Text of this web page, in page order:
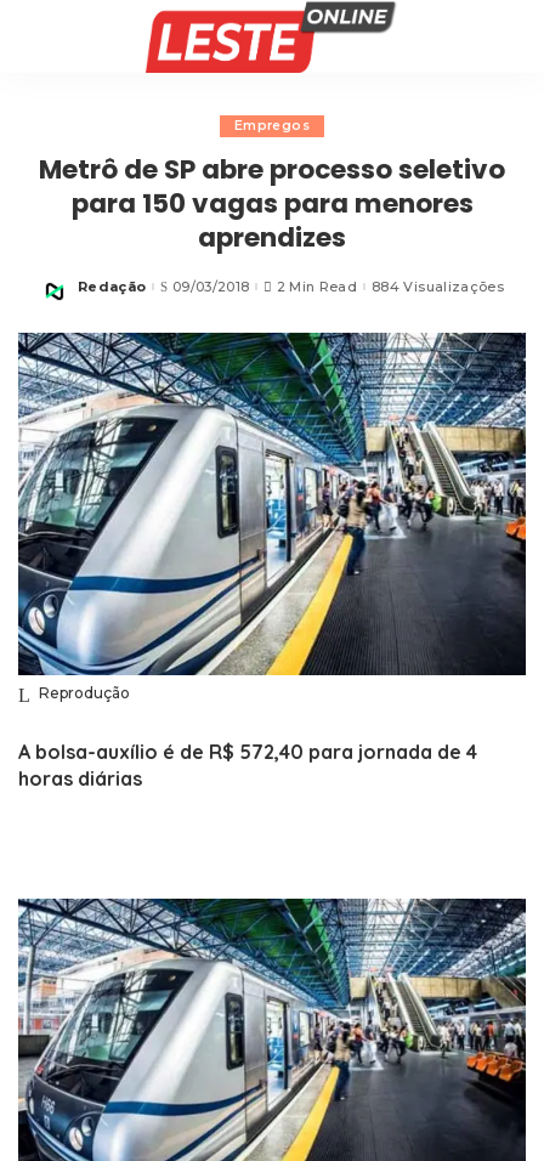
Empregos
Metrô de SP abre processo seletivo
para 150 vagas para menores
aprendizes
Posted
Redação 09/03/2018 2 Min Read 884 Visualizações
Reprodução
A bolsa-auxílio é de R$ 572,40 para jornada de 4
horas diárias